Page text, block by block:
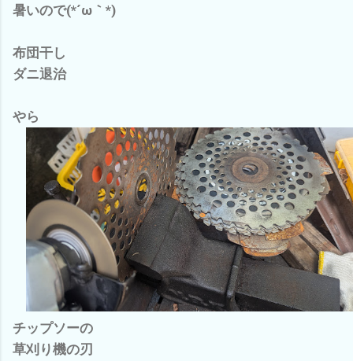
暑いので(*´ω｀*)
布団干し
ダニ退治
やら
チップソーの
草刈り機の刃